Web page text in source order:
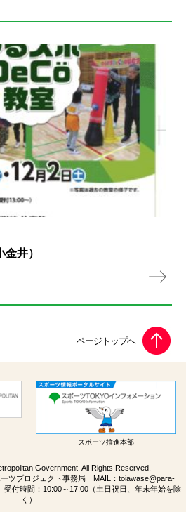
井）
スポーツ推進本部
Government. All Rights Reserved.
ツプロジェクト事務局 MAIL： toiawase@para-
付時間：10:00～17:00（土日祝日、年末年始を除
く）